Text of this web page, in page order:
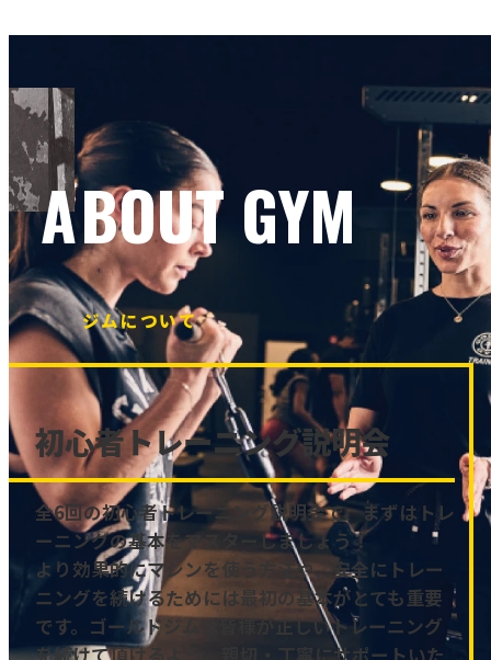
ABOUT GYM
ジムについて
初心者トレーニング説明会
全6回の初心者トレーニング説明会で、まずはトレ
ーニングの基本をマスターしましょう！
より効果的にマシンを使う方法や、安全にトレー
ニングを続けるためには最初の基本がとても重要
です。ゴールドジムは皆様が正しいトレーニング